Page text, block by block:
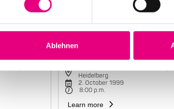
Ablehnen
Charlie Mariano Group
Heidelberg
2. October 1999
8:00 p.m.
Learn more